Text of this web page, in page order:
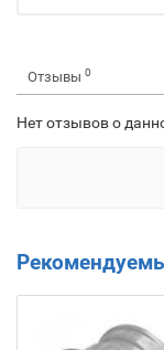
Отзывы 0
Нет отзывов о